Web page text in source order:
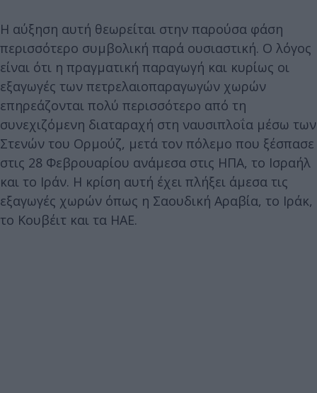
Η αύξηση αυτή θεωρείται στην παρούσα φάση
περισσότερο συμβολική παρά ουσιαστική. Ο λόγος
είναι ότι η πραγματική παραγωγή και κυρίως οι
εξαγωγές των πετρελαιοπαραγωγών χωρών
επηρεάζονται πολύ περισσότερο από τη
συνεχιζόμενη διαταραχή στη ναυσιπλοΐα μέσω των
Στενών του Ορμούζ, μετά τον πόλεμο που ξέσπασε
στις 28 Φεβρουαρίου ανάμεσα στις ΗΠΑ, το Ισραήλ
και το Ιράν. Η κρίση αυτή έχει πλήξει άμεσα τις
εξαγωγές χωρών όπως η Σαουδική Αραβία, το Ιράκ,
το Κουβέιτ και τα ΗΑΕ.